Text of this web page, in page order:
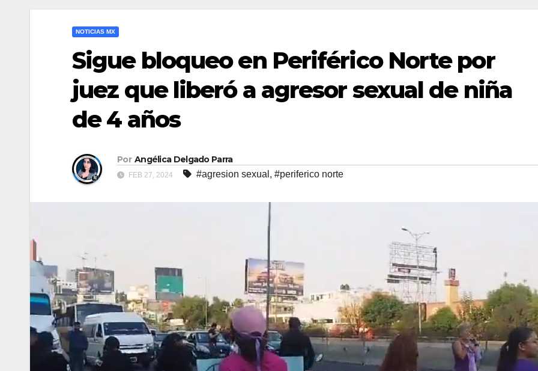
NOTICIAS MX
Sigue bloqueo en Periférico Norte por
juez que liberó a agresor sexual de niña
de 4 años
Por Angélica Delgado Parra
FEB 27, 2024 #agresion sexual , #periferico norte